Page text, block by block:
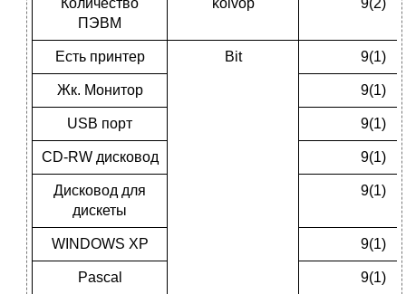
Количество
ПЭВМ
kolvop 9(2)
Есть принтер Bit 9(1)
Жк. Монитор 9(1)
USB порт 9(1)
CD-RW дисковод 9(1)
Дисковод для
дискеты
9(1)
WINDOWS XP 9(1)
Pascal 9(1)